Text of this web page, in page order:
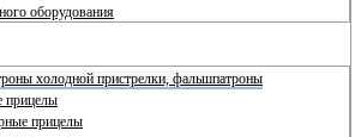
оборудования
холодной пристрелки, фальшпатроны
прицелы
прицелы